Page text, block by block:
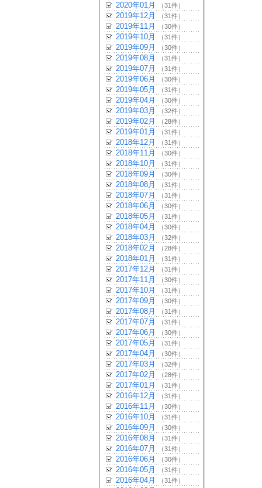
2020年01月 （31件）
2019年12月 （31件）
2019年11月 （30件）
2019年10月 （31件）
2019年09月 （30件）
2019年08月 （31件）
2019年07月 （31件）
2019年06月 （30件）
2019年05月 （31件）
2019年04月 （30件）
2019年03月 （32件）
2019年02月 （28件）
2019年01月 （31件）
2018年12月 （31件）
2018年11月 （30件）
2018年10月 （31件）
2018年09月 （30件）
2018年08月 （31件）
2018年07月 （31件）
2018年06月 （30件）
2018年05月 （31件）
2018年04月 （30件）
2018年03月 （32件）
2018年02月 （28件）
2018年01月 （31件）
2017年12月 （31件）
2017年11月 （30件）
2017年10月 （31件）
2017年09月 （30件）
2017年08月 （31件）
2017年07月 （31件）
2017年06月 （30件）
2017年05月 （31件）
2017年04月 （30件）
2017年03月 （32件）
2017年02月 （28件）
2017年01月 （31件）
2016年12月 （31件）
2016年11月 （30件）
2016年10月 （31件）
2016年09月 （30件）
2016年08月 （31件）
2016年07月 （31件）
2016年06月 （30件）
2016年05月 （31件）
2016年04月 （31件）